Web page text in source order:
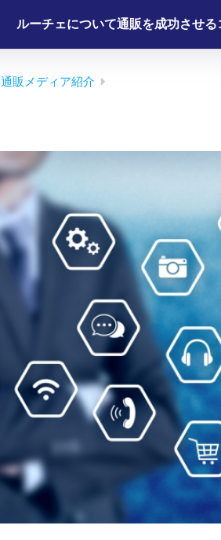
ルーチェについて通販を成功させる
通販メディア紹介